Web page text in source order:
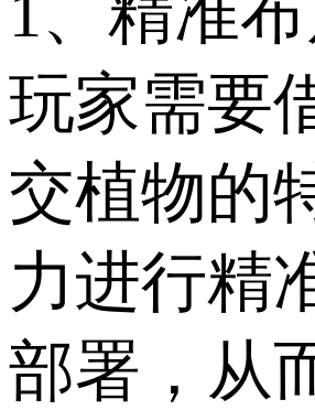
玩家需要
交植物的
力进行精
部署，从